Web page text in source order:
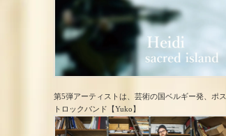
第5弾アーティストは、芸術の国ベルギー発、ポス
トロック​バンド【Yuko】